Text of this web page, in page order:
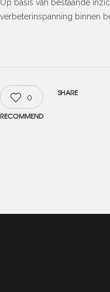
Op basis van bestaande
verbeterinspanning binnen
0
RECOMMEND
SHARE